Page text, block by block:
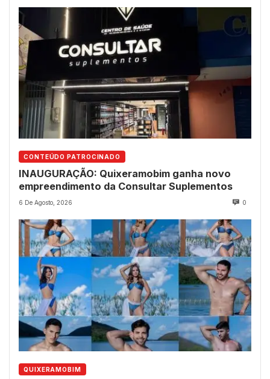
CONTEÚDO PATROCINADO
INAUGURAÇÃO: Quixeramobim ganha novo
empreendimento da Consultar Suplementos
6 De Agosto, 2026 0
QUIXERAMOBIM